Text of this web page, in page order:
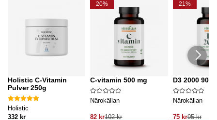
Holistic C-Vitamin
Pulver 250g
Holistic
332 kr
20%
C-vitamin 500 mg
Närokällan
82 kr102 kr
21%
D3 2000 90
Närokällan
75 kr95 kr